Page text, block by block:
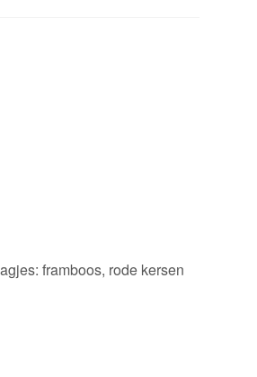
framboos, rode kersen